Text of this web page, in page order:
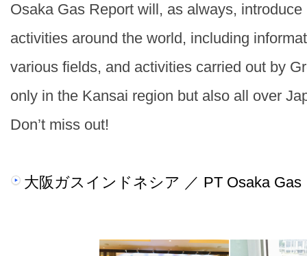
Osaka Gas Report will, as always, introduce
activities around the world, including
various fields, and activities carried out by
only in the Kansai region but also all over
Don’t miss out!
大阪ガスインドネシア ／ PT Osaka Gas